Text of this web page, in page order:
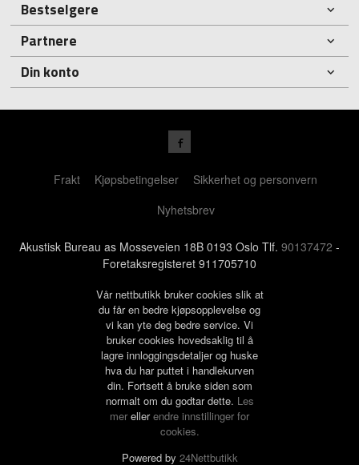
Bestselgere
Partnere
Din konto
Frakt Kjøpsbetingelser
Sikkerhet og personvern
Nyhetsbrev
Akustisk Bureau as Mosseveien 18B 0193 Oslo Tlf. 90137472 -
Foretaksregisteret 911705710
Vår nettbutikk bruker cookies slik at
du får en bedre kjøpsopplevelse og
vi kan yte deg bedre service. Vi
bruker cookies hovedsaklig til å
lagre innloggingsdetaljer og huske
hva du har puttet i handlekurven
din. Fortsett å bruke siden som
normalt om du godtar dette. Les
mer ellerendre innstillinger for
cookies.
Powered by 24Nettbutikk